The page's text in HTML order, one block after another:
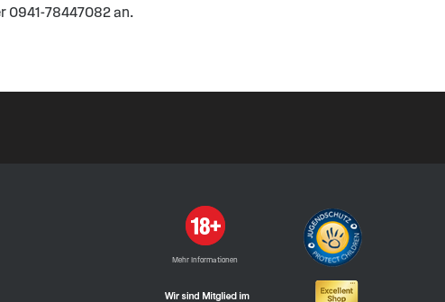
0941-78447082 an.
Mehr Informationen